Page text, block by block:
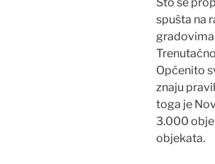
spušta na
Općenito
znaju
toga je
3.000
objekata.